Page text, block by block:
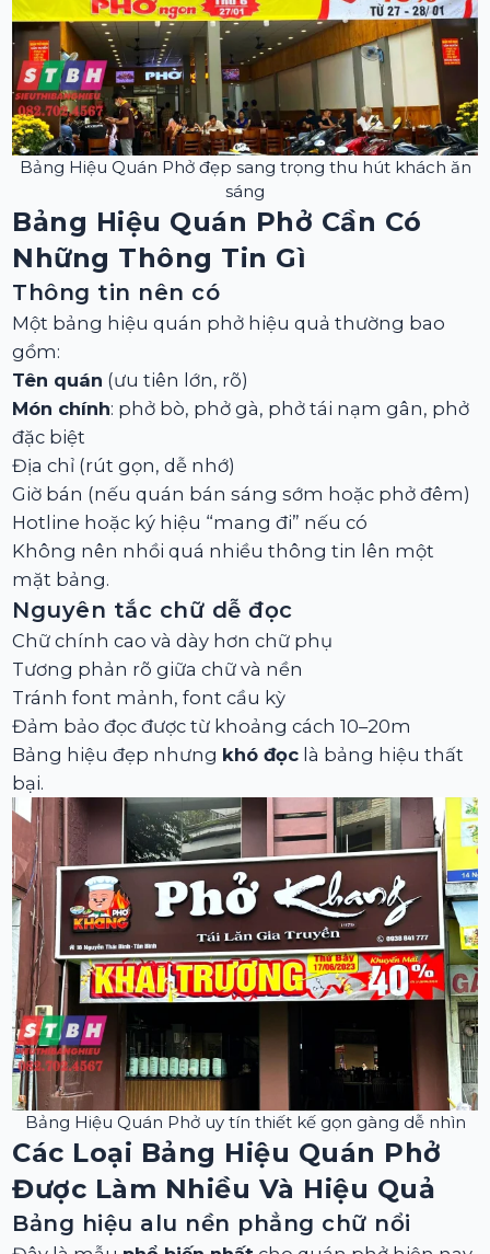
Bảng Hiệu Quán Phở đẹp sang trọng thu hút khách ăn
sáng
Bảng Hiệu Quán Phở Cần Có
Những Thông Tin Gì
Thông tin nên có
Một bảng hiệu quán phở hiệu quả thường bao
gồm:
Tên quán (ưu tiên lớn, rõ)
Món chính: phở bò, phở gà, phở tái nạm gân, phở
đặc biệt
Địa chỉ (rút gọn, dễ nhớ)
Giờ bán (nếu quán bán sáng sớm hoặc phở đêm)
Hotline hoặc ký hiệu “mang đi” nếu có
Không nên nhồi quá nhiều thông tin lên một
mặt bảng.
Nguyên tắc chữ dễ đọc
Chữ chính cao và dày hơn chữ phụ
Tương phản rõ giữa chữ và nền
Tránh font mảnh, font cầu kỳ
Đảm bảo đọc được từ khoảng cách 10–20m
Bảng hiệu đẹp nhưng khó đọc là bảng hiệu thất
bại.
Bảng Hiệu Quán Phở uy tín thiết kế gọn gàng dễ nhìn
Các Loại Bảng Hiệu Quán Phở
Được Làm Nhiều Và Hiệu Quả
Bảng hiệu alu nền phẳng chữ nổi